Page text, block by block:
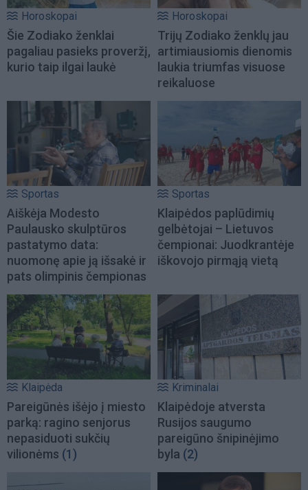
Horoskopai
Šie Zodiako ženklai
pagaliau pasieks proveržį,
kurio taip ilgai laukė
Horoskopai
Trijų Zodiako ženklų jau
artimiausiomis dienomis
laukia triumfas visuose
reikaluose
Sportas
Aiškėja Modesto
Paulausko skulptūros
pastatymo data:
nuomonę apie ją išsakė ir
pats olimpinis čempionas
Sportas
Klaipėdos paplūdimių
gelbėtojai – Lietuvos
čempionai: Juodkrantėje
iškovojo pirmąją vietą
Klaipėda
Pareigūnės išėjo į miesto
parką: ragino senjorus
nepasiduoti sukčių
vilionėms (1)
Kriminalai
Klaipėdoje atversta
Rusijos saugumo
pareigūno šnipinėjimo
byla (2)